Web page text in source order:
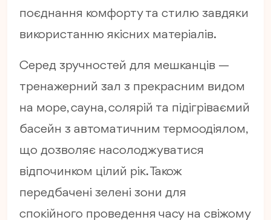
поєднання комфорту та стилю завдяки
використанню якісних матеріалів.
Серед зручностей для мешканців —
тренажерний зал з прекрасним видом
на море, сауна, солярій та підігріваємий
басейн з автоматичним термоодіялом,
що дозволяє насолоджуватися
відпочинком цілий рік. Також
передбачені зелені зони для
спокійного проведення часу на свіжому